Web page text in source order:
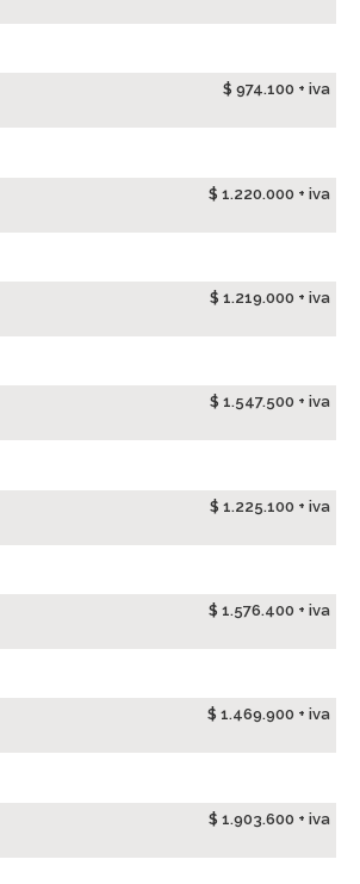
$ 974.100 + iva
$ 1.220.000 + iva
$ 1.219.000 + iva
$ 1.547.500 + iva
$ 1.225.100 + iva
$ 1.576.400 + iva
$ 1.469.900 + iva
$ 1.903.600 + iva